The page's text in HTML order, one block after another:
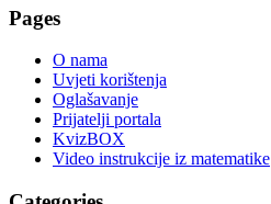
Pages
O nama
Uvjeti korištenja
Oglašavanje
Prijatelji portala
KvizBOX
Video instrukcije iz matematike